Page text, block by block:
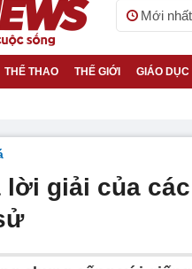
Mới nhất
THỂ THAO THẾ GIỚI GIÁO DỤC
lời giải của